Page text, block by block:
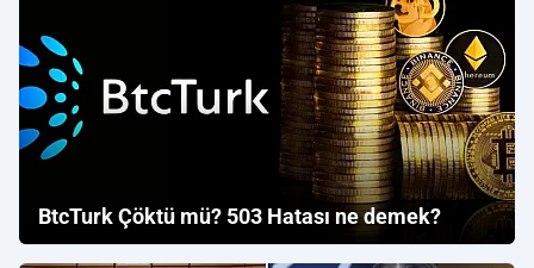
BtcTurk Çöktü mü? 503 Hatası ne demek?